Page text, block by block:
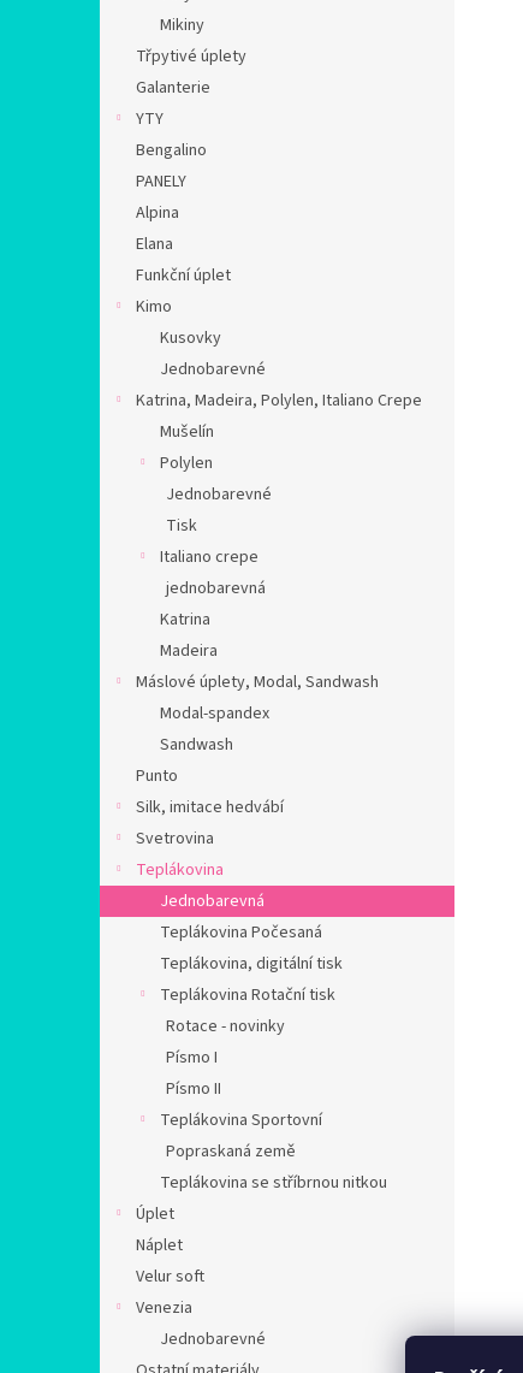
Mikiny
Třpytivé úplety
Galanterie
YTY
Bengalino
PANELY
Alpina
Elana
Funkční úplet
Kimo
Kusovky
Jednobarevné
Katrina, Madeira, Polylen, Italiano Crepe
Mušelín
Polylen
Jednobarevné
Tisk
Italiano crepe
jednobarevná
Katrina
Madeira
Máslové úplety, Modal, Sandwash
Modal-spandex
Sandwash
Punto
Silk, imitace hedvábí
Svetrovina
Teplákovina
Jednobarevná
Teplákovina Počesaná
Teplákovina, digitální tisk
Teplákovina Rotační tisk
Rotace - novinky
Písmo I
Písmo II
Teplákovina Sportovní
Popraskaná země
Teplákovina se stříbrnou nitkou
Úplet
Náplet
Velur soft
Venezia
Jednobarevné